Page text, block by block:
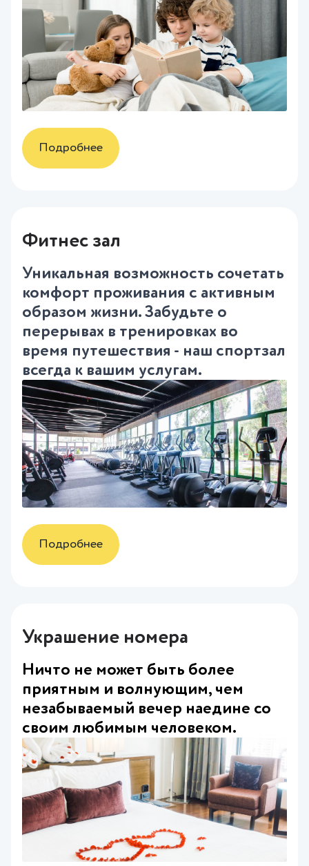
Подробнее
Фитнес зал
Уникальная возможность сочетать
комфорт проживания с активным
образом жизни. Забудьте о
перерывах в тренировках во
время путешествия - наш спортзал
всегда к вашим услугам.
Подробнее
Украшение номера
Ничто не может быть более
приятным и волнующим, чем
незабываемый вечер наедине со
своим любимым человеком.